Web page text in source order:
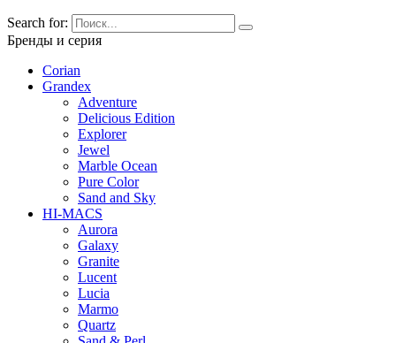
Search for:
Бренды и серия
Corian
Grandex
Adventure
Delicious Edition
Explorer
Jewel
Marble Ocean
Pure Color
Sand and Sky
HI-MACS
Aurora
Galaxy
Granite
Lucent
Lucia
Marmo
Quartz